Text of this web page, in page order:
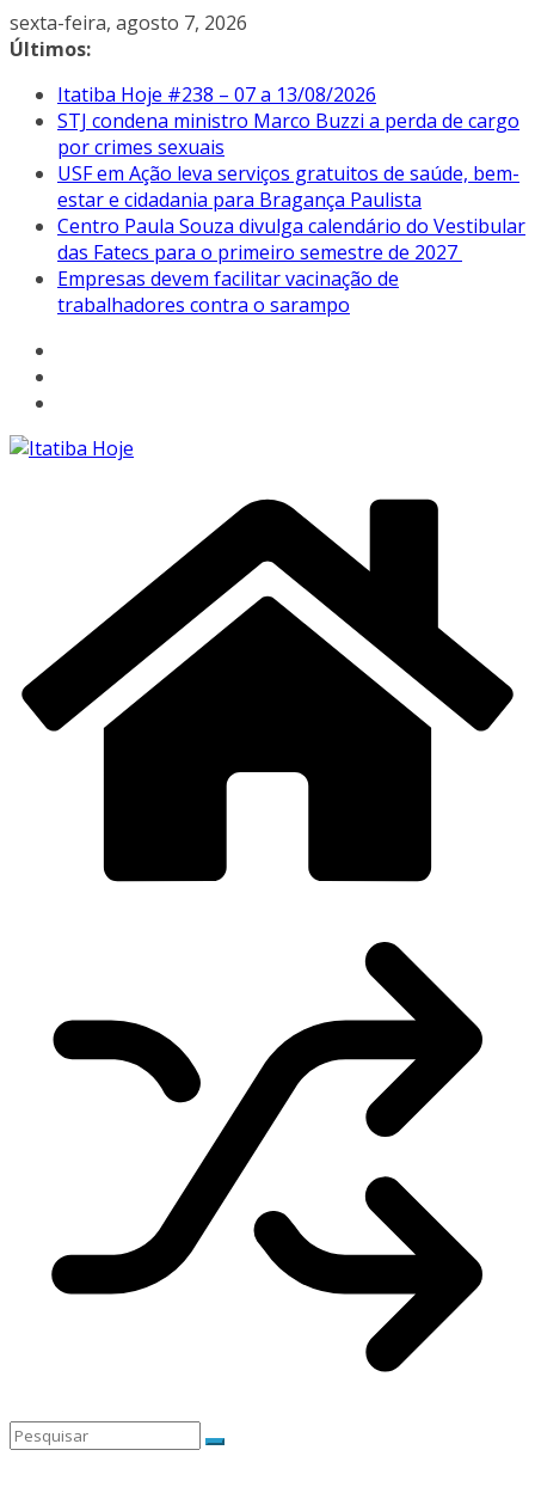
Pular
para
conteúdo
sexta-feira, agosto 7, 2026
Últimos:
Itatiba Hoje #238 – 07 a 13/08/2026
STJ condena ministro Marco Buzzi a perda de cargo
por crimes sexuais
USF em Ação leva serviços gratuitos de saúde, bem-
estar e cidadania para Bragança Paulista
Centro Paula Souza divulga calendário do Vestibular
das Fatecs para o primeiro semestre de 2027
Empresas devem facilitar vacinação de
trabalhadores contra o sarampo